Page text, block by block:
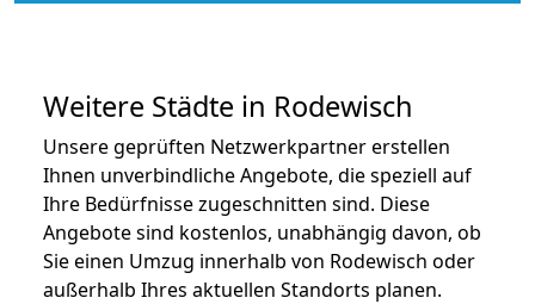
Weitere Städte in Rodewisch
Unsere geprüften Netzwerkpartner erstellen
Ihnen unverbindliche Angebote, die speziell auf
Ihre Bedürfnisse zugeschnitten sind. Diese
Angebote sind kostenlos, unabhängig davon, ob
Sie einen Umzug innerhalb von Rodewisch oder
außerhalb Ihres aktuellen Standorts planen.